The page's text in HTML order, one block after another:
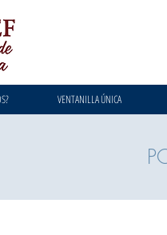
VENTANILLA ÚNICA